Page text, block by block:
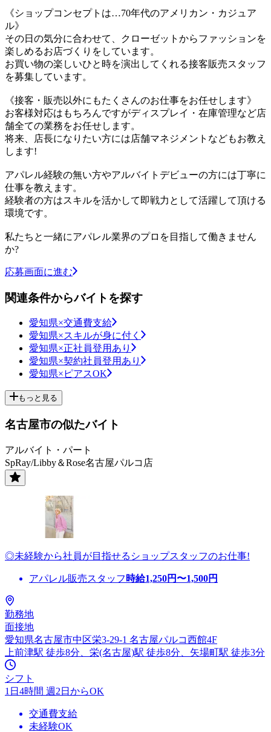
《ショップコンセプトは…70年代のアメリカン・カジュア
ル》
その日の気分に合わせて、クローゼットからファッションを
楽しめるお店づくりをしています。
お買い物の楽しいひと時を演出してくれる接客販売スタッフ
を募集しています。
《接客・販売以外にもたくさんのお仕事をお任せします》
お客様対応はもちろんですがディスプレイ・在庫管理など店
舗全ての業務をお任せします。
将来、店長になりたい方には店舗マネジメントなどもお教え
します!
アパレル経験の無い方やアルバイトデビューの方には丁寧に
仕事を教えます。
経験者の方はスキルを活かして即戦力として活躍して頂ける
環境です。
私たちと一緒にアパレル業界のプロを目指して働きません
か?
応募画面に進む
関連条件からバイトを探す
愛知県×交通費支給
愛知県×スキルが身に付く
愛知県×正社員登用あり
愛知県×契約社員登用あり
愛知県×ピアスOK
もっと見る
名古屋市の似たバイト
アルバイト・パート
SpRay/Libby＆Rose名古屋パルコ店
◎未経験から社員が目指せるショップスタッフのお仕事!
アパレル販売スタッフ 時給1,250円〜1,500円
勤務地
面接地
愛知県名古屋市中区栄3-29-1 名古屋パルコ西館4F
上前津駅 徒歩8分、栄(名古屋)駅 徒歩8分、矢場町駅 徒歩3分
シフト
1日4時間 週2日からOK
交通費支給
未経験OK